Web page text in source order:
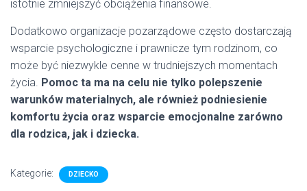
istotnie zmniejszyć obciążenia finansowe.
Dodatkowo organizacje pozarządowe często dostarczają
wsparcie psychologiczne i prawnicze tym rodzinom, co
może być niezwykle cenne w trudniejszych momentach
życia. Pomoc ta ma na celu nie tylko polepszenie
warunków materialnych, ale również podniesienie
komfortu życia oraz wsparcie emocjonalne zarówno
dla rodzica, jak i dziecka.
Kategorie: DZIECKO